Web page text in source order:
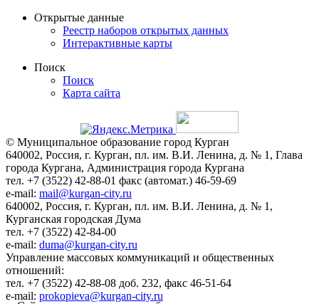
Открытые данные
Реестр наборов открытых данных
Интерактивные карты
Поиск
Поиск
Карта сайта
© Муниципальное образование город Курган
640002, Россия, г. Курган, пл. им. В.И. Ленина, д. № 1, Глава
города Кургана, Администрация города Кургана
тел. +7 (3522) 42-88-01 факс (автомат.) 46-59-69
e-mail: mail@kurgan-city.ru
640002, Россия, г. Курган, пл. им. В.И. Ленина, д. № 1,
Курганская городская Дума
тел. +7 (3522) 42-84-00
e-mail: duma@kurgan-city.ru
Управление массовых коммуникаций и общественных
отношений:
тел. +7 (3522) 42-88-08 доб. 232, факс 46-51-64
e-mail: prokopieva@kurgan-city.ru